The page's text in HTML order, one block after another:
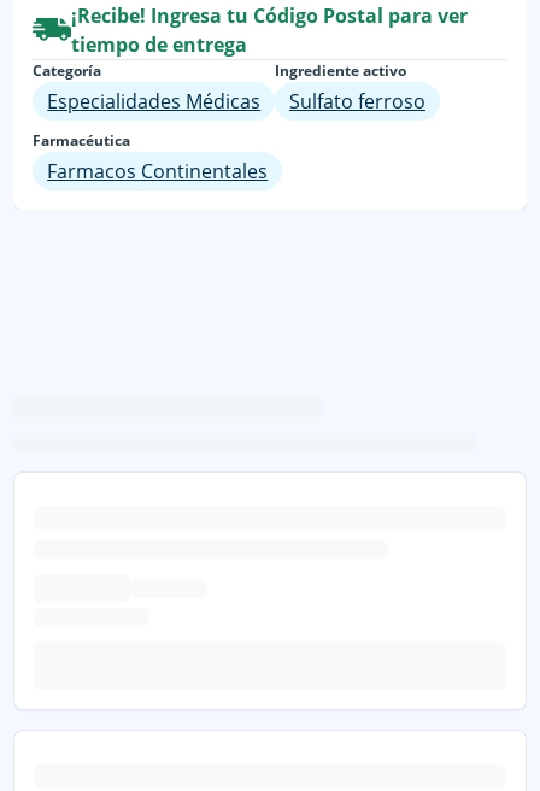
¡Recibe! Ingresa tu Código Postal para ver
tiempo de entrega
Categoría
Especialidades Médicas
Ingrediente activo
Sulfato ferroso
Farmacéutica
Farmacos Continentales